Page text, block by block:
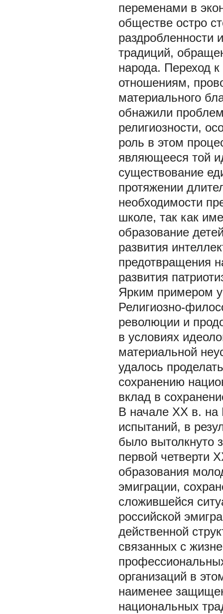
переменами в
обществе остро
раздробленности
традиций,
народа. Переход
отношениям,
материального
обнажили
религиозности,
роль в этом
являющееся той
существование
протяжении
необходимости
школе, так как
образование
развития
предотвращения
развития
Ярким примером
Религиозно-
революции и
в условиях
материальной
удалось
сохранению
вклад в
В начале XX в.
испытаний, в
было вытолкнуто
первой четверти
образования
эмиграции,
сложившейся
российской
действенной
связанных с
организаций в
наименее
национальных